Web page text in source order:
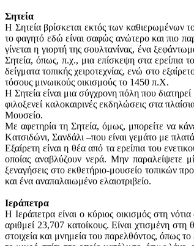
Σητεία
Η Σητεία βρίσκεται εκτός των καθιερωμένων
το φαγητό εδώ είναι σαφώς ανώτερο και πιο
γίνεται η γιορτή της σουλτανίνας, ένα
Σητεία, όπως, π.χ., μια επίσκεψη στα ερείπια
δείγματα τοπικής χειροτεχνίας, ενώ στο
τόσους μινωικούς οικισμούς το 1450 π.Χ.
Η Σητεία είναι μια σύγχρονη πόλη που
φιλοξενεί καλοκαιρινές εκδηλώσεις στα
Μουσείο.
Με αφετηρία τη Σητεία, όμως, μπορείτε να
Kατσιδώνι, Σανδάλι –που είναι γεμάτο με
Εξαίρετη είναι η θέα από τα ερείπια του
οποίας αναβλύζουν νερά. Μην παραλείψετε
ξεναγήσεις στο εκθετήριο-μουσείο τοπικών
και ένα αναπαλαιωμένο ελαιοτριβείο.
Ιεράπετρα
Η Ιεράπετρα είναι ο κύριος οικισμός στη
αριθμεί 23,707 κατοίκους. Είναι χτισμένη
στοιχεία και μνημεία του παρελθόντος, όπως